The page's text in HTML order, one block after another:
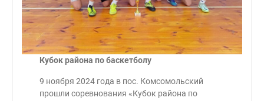
Кубок района по баскетболу
9 ноября 2024 года в пос. Комсомольский
прошли соревнования «Кубок района по